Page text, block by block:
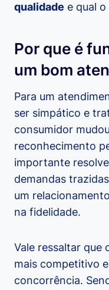
qualidade e qual
Por que é
um bom
Para um
ser simpático e
consumidor
reconhecimento
importante
demandas
um
na fidelidade.
Vale ressaltar que
mais competitivo
concorrência.